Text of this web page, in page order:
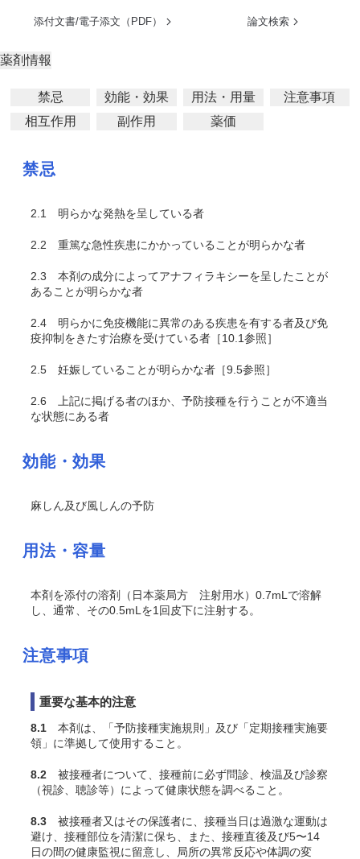
添付文書/電子添文（PDF） 論文検索
薬剤情報
禁忌 効能・効果 用法・用量
注意事項
相互作用
副作用 薬価
禁忌
2.1 明らかな発熱を呈している者
2.2 重篤な急性疾患にかかっていることが明らかな者
2.3 本剤の成分によってアナフィラキシーを呈したことが
あることが明らかな者
2.4 明らかに免疫機能に異常のある疾患を有する者及び免
疫抑制をきたす治療を受けている者［10.1参照］
2.5 妊娠していることが明らかな者［9.5参照］
2.6 上記に掲げる者のほか、予防接種を行うことが不適当
な状態にある者
効能・効果
麻しん及び風しんの予防
用法・容量
本剤を添付の溶剤（日本薬局方 注射用水）0.7mLで溶解
し、通常、その0.5mLを1回皮下に注射する。
注意事項
重要な基本的注意
8.1 本剤は、「予防接種実施規則」及び「定期接種実施要
領」に準拠して使用すること。
8.2 被接種者について、接種前に必ず問診、検温及び診察
（視診、聴診等）によって健康状態を調べること。
8.3 被接種者又はその保護者に、接種当日は過激な運動は
避け、接種部位を清潔に保ち、また、接種直後及び5〜14
日の間の健康監視に留意し、局所の異常反応や体調の変